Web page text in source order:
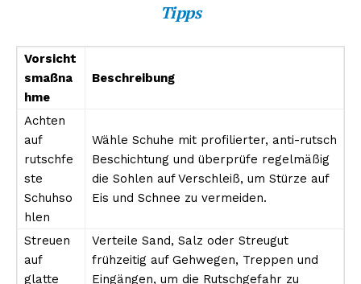
Tipps
Vorsicht
smaßna
hme
Beschreibung
Achten
auf
rutschfe
ste
Schuhso
hlen
Wähle Schuhe mit profilierter, anti-rutsch
Beschichtung und überprüfe regelmäßig
die Sohlen auf Verschleiß, um Stürze auf
Eis und Schnee zu vermeiden.
Streuen
auf
glatte
Verteile Sand, Salz oder Streugut
frühzeitig auf Gehwegen, Treppen und
Eingängen, um die Rutschgefahr zu